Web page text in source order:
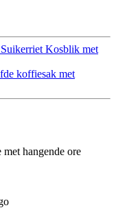
Kosblik met
koffiesak met